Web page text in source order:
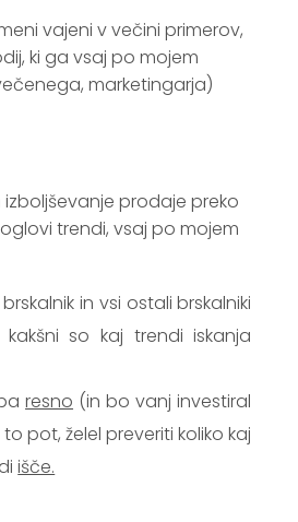
vajeni v večini primerov,
ki ga vsaj po mojem
marketingarja)
izboljševanje prodaje preko
trendi, vsaj po mojem
in vsi ostali brskalniki
so kaj trendi iskanja
resno (in bo vanj investiral
pot, želel preveriti koliko kaj
išče.